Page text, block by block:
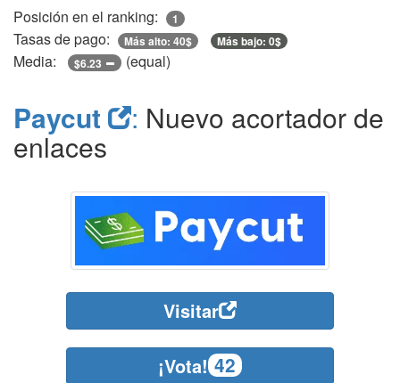
Posición en el ranking: 1
Tasas de pago: Más alto: 40$ Más bajo: 0$
Media: $6.23 (equal)
Paycut : Nuevo acortador de
enlaces
Visitar
¡Vota! 42